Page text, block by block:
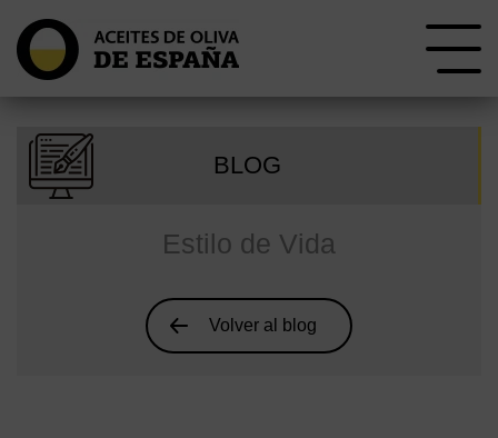
BLOG
Estilo de Vida
Volver al blog